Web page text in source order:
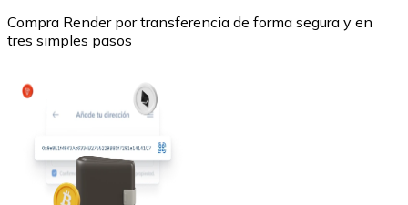
LTC
Compra Render por transferencia de forma segura y en
tres simples pasos